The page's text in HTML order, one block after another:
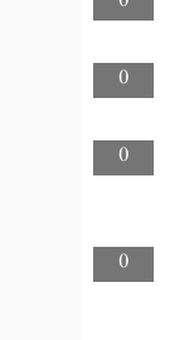
0
0
0